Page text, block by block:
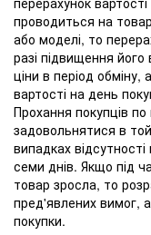
проводиться на
або моделі, то
разі підвищення
ціни в період обміну,
вартості на день
Прохання покупців
задовольнятися в
випадках
семи днів. Якщо під
товар зросла, то
пред'явлених вимог,
покупки.